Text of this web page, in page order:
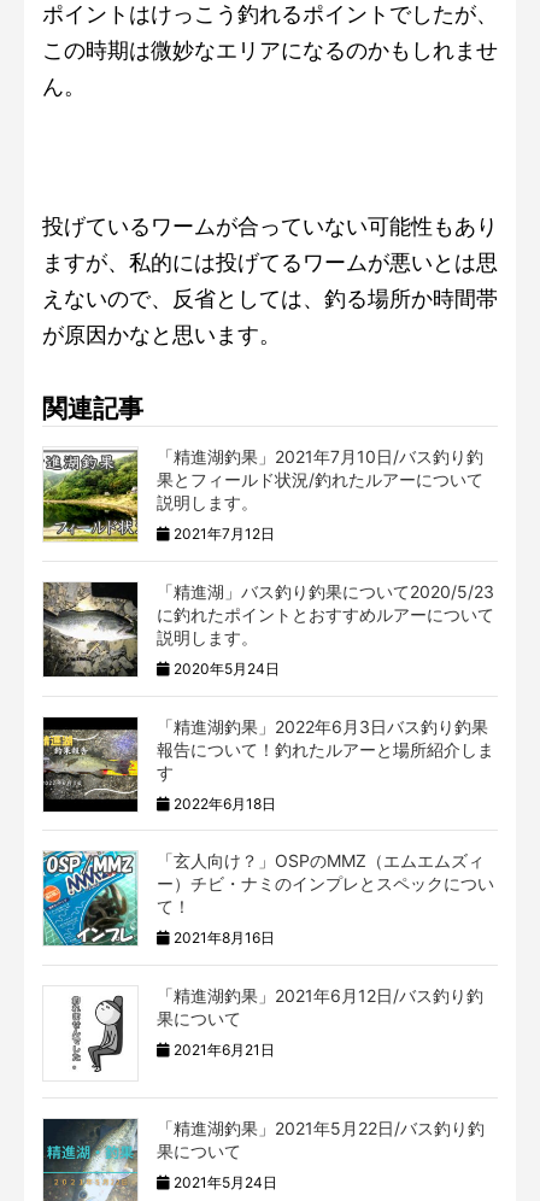
ポイントはけっこう釣れるポイントでしたが、
この時期は微妙なエリアになるのかもしれませ
ん。
投げているワームが合っていない可能性もあり
ますが、私的には投げてるワームが悪いとは思
えないので、反省としては、釣る場所か時間帯
が原因かなと思います。
関連記事
「精進湖釣果」2021年7月10日/バス釣り釣
果とフィールド状況/釣れたルアーについて
説明します。
2021年7月12日
「精進湖」バス釣り釣果について2020/5/23
に釣れたポイントとおすすめルアーについて
説明します。
2020年5月24日
「精進湖釣果」2022年6月3日バス釣り釣果
報告について！釣れたルアーと場所紹介しま
す
2022年6月18日
「玄人向け？」OSPのMMZ（エムエムズィ
ー）チビ・ナミのインプレとスペックについ
て！
2021年8月16日
「精進湖釣果」2021年6月12日/バス釣り釣
果について
2021年6月21日
「精進湖釣果」2021年5月22日/バス釣り釣
果について
2021年5月24日